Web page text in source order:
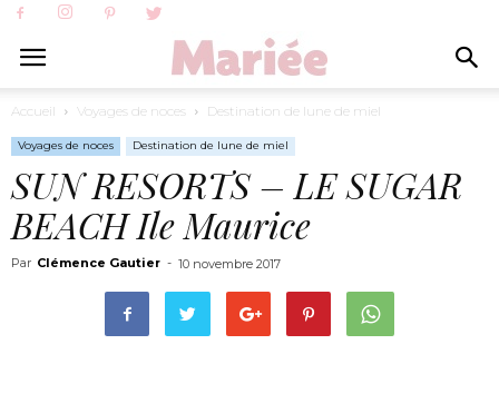
Accueil Voyages de noces Destination de lune de miel
Voyages de noces Destination de lune de miel
SUN RESORTS – LE SUGAR
BEACH Ile Maurice
Par Clémence Gautier - 10 novembre 2017